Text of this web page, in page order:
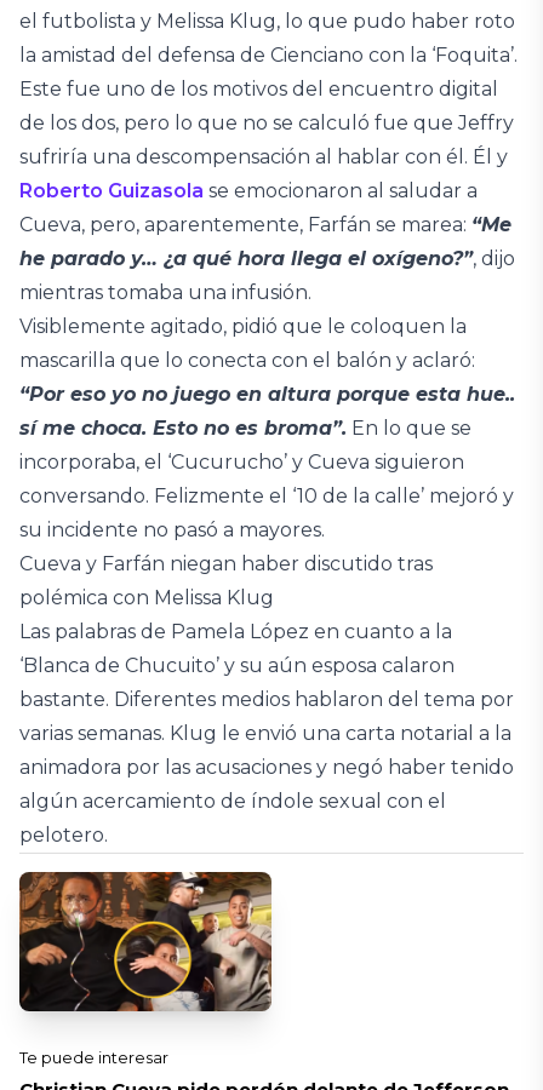
el futbolista y Melissa Klug, lo que pudo haber roto
la amistad del defensa de Cienciano con la ‘Foquita’.
Este fue uno de los motivos del encuentro digital
de los dos, pero lo que no se calculó fue que Jeffry
sufriría una descompensación al hablar con él. Él y
Roberto Guizasola se emocionaron al saludar a
Cueva, pero, aparentemente, Farfán se marea: “Me
he parado y… ¿a qué hora llega el oxígeno?”, dijo
mientras tomaba una infusión.
Visiblemente agitado, pidió que le coloquen la
mascarilla que lo conecta con el balón y aclaró:
“Por eso yo no juego en altura porque esta hue..
sí me choca. Esto no es broma”. En lo que se
incorporaba, el ‘Cucurucho’ y Cueva siguieron
conversando. Felizmente el ‘10 de la calle’ mejoró y
su incidente no pasó a mayores.
Cueva y Farfán niegan haber discutido tras
polémica con Melissa Klug
Las palabras de Pamela López en cuanto a la
‘Blanca de Chucuito’ y su aún esposa calaron
bastante. Diferentes medios hablaron del tema por
varias semanas. Klug le envió una carta notarial a la
animadora por las acusaciones y negó haber tenido
algún acercamiento de índole sexual con el
pelotero.
Te puede interesar